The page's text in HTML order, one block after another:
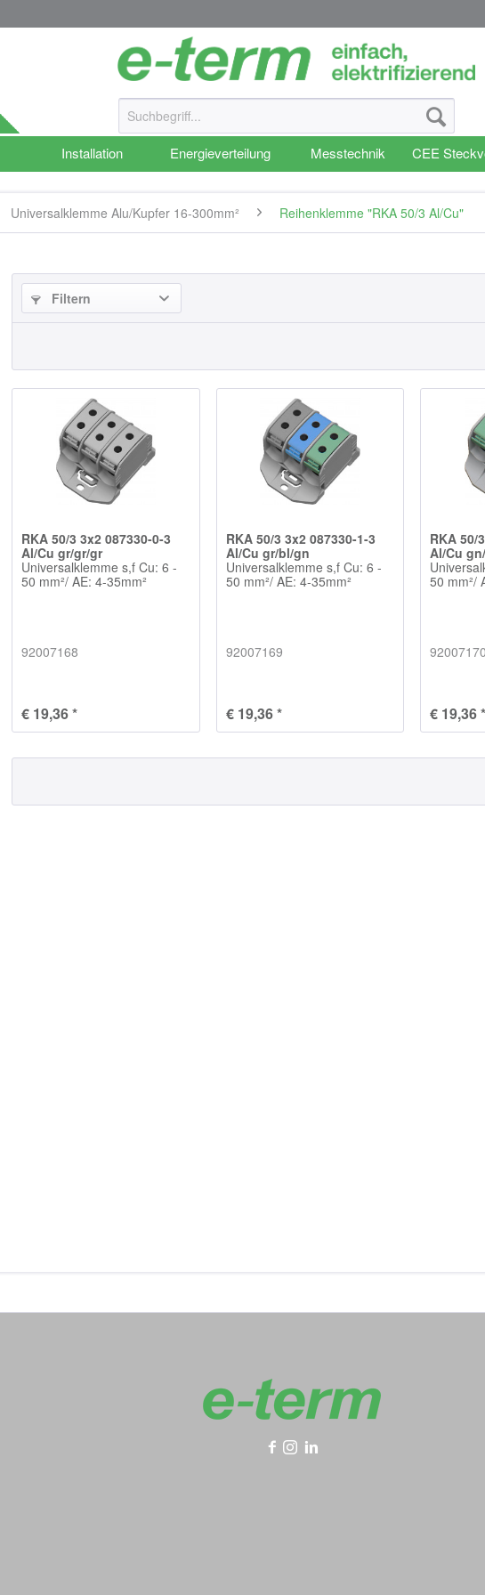
Installation Energieverteilung Messtechnik CEE
Universalklemme Alu/Kupfer 16-300mm² Reihenklemme "RKA 50/3 Al/Cu"
Filtern
RKA 50/3 3x2 087330-0-3
Al/Cu gr/gr/gr
Universalklemme s,f Cu: 6 -
50 mm²/ AE: 4-35mm²
92007168
€ 19,36 *
RKA 50/3 3x2 087330-1-3
Al/Cu gr/bl/gn
Universalklemme s,f Cu: 6 -
50 mm²/ AE: 4-35mm²
92007169
€ 19,36 *
RKA 50/
Al/Cu
50 mm²/
92007170
€ 19,36 *